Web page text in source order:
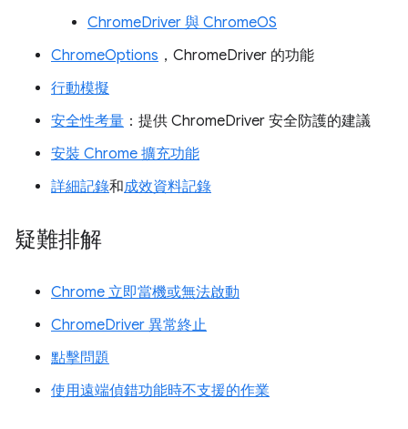
ChromeDriver 與 ChromeOS
ChromeOptions ，ChromeDriver 的功能
行動模擬
安全性考量 ：提供 ChromeDriver 安全防護的建議
安裝 Chrome 擴充功能
詳細記錄和成效資料記錄
疑難排解
Chrome 立即當機或無法啟動
ChromeDriver 異常終止
點擊問題
使用遠端偵錯功能時不支援的作業